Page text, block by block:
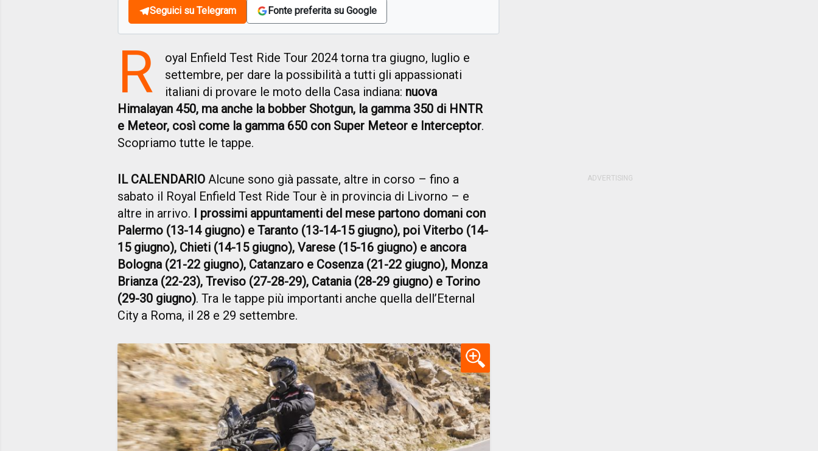
Seguici su Telegram Fonte preferita su Google
R
oyal Enfield Test Ride Tour 2024 torna tra giugno, luglio e
settembre, per dare la possibilità a tutti gli appassionati
italiani di provare le moto della Casa indiana: nuova
Himalayan 450, ma anche la bobber Shotgun, la gamma 350 di HNTR
e Meteor, così come la gamma 650 con Super Meteor e Interceptor.
Scopriamo tutte le tappe.
IL CALENDARIO Alcune sono già passate, altre in corso – fino a
sabato il Royal Enfield Test Ride Tour è in provincia di Livorno – e
altre in arrivo. I prossimi appuntamenti del mese partono domani con
Palermo (13-14 giugno) e Taranto (13-14-15 giugno), poi Viterbo (14-
15 giugno), Chieti (14-15 giugno), Varese (15-16 giugno) e ancora
Bologna (21-22 giugno), Catanzaro e Cosenza (21-22 giugno), Monza
Brianza (22-23), Treviso (27-28-29), Catania (28-29 giugno) e Torino
(29-30 giugno). Tra le tappe più importanti anche quella dell’Eternal
City a Roma, il 28 e 29 settembre.